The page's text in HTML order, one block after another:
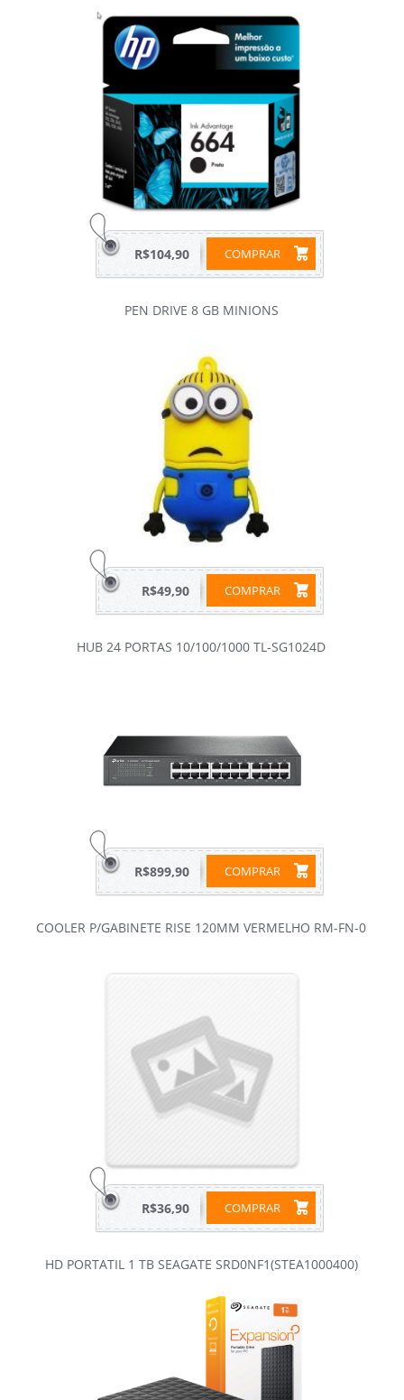
COMPRAR
R$104,90
PEN DRIVE 8 GB MINIONS
COMPRAR
R$49,90
HUB 24 PORTAS 10/100/1000 TL-SG1024D
COMPRAR
R$899,90
COOLER P/GABINETE RISE 120MM VERMELHO RM-FN-0
COMPRAR
R$36,90
HD PORTATIL 1 TB SEAGATE SRD0NF1(STEA1000400)